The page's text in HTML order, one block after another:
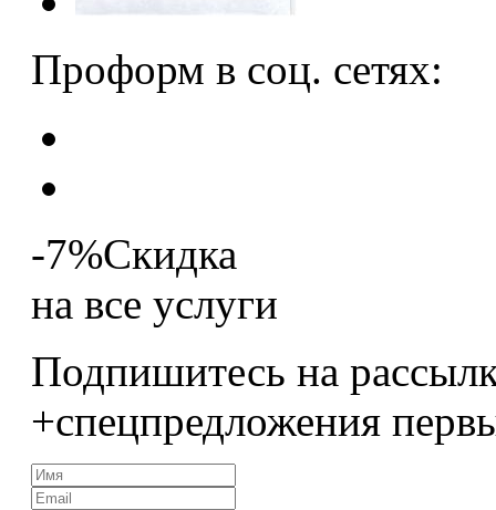
Проформ в соц. сетях:
-7%Скидка
на все услуги
Подпишитесь на
+спецпредложения